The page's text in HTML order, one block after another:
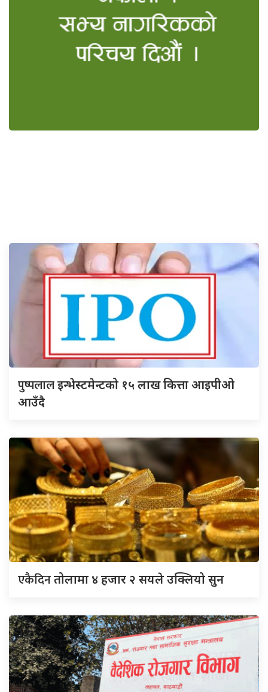
पुष्पलालइन्भेस्टमेन्टको १५ लाख कित्ता आइपीओ
आउँदै
एकैदिनतोलामा ४ हजार २ सयले उक्लियो सुन